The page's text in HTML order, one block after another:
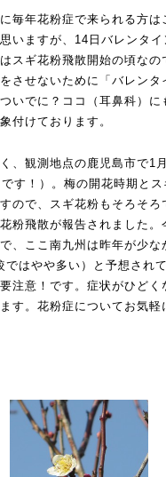
毎年花粉症で来られる方は
いますが、14日バレンタイ
スギ花粉飛散開始の頃なの
させないために「バレンタ
いでに？ココ（耳鼻科）に
付けております。
、観測地点の鹿児島市で1
す！）。梅の開花時期と
ので、スギ花粉もそろそろ
粉飛散が報告されました。
、ここ南九州は昨年が少な
ではやや多い）と予想され
注意！です。症状がひどく
す。花粉症についてお気軽